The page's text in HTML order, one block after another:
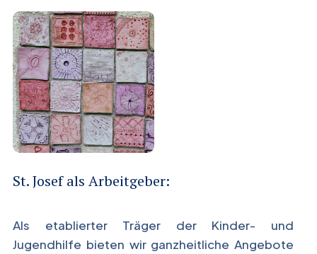
St. Josef als Arbeitgeber:
Als etablierter Träger der Kinder- und
Jugendhilfe bieten wir ganzheitliche Angebote